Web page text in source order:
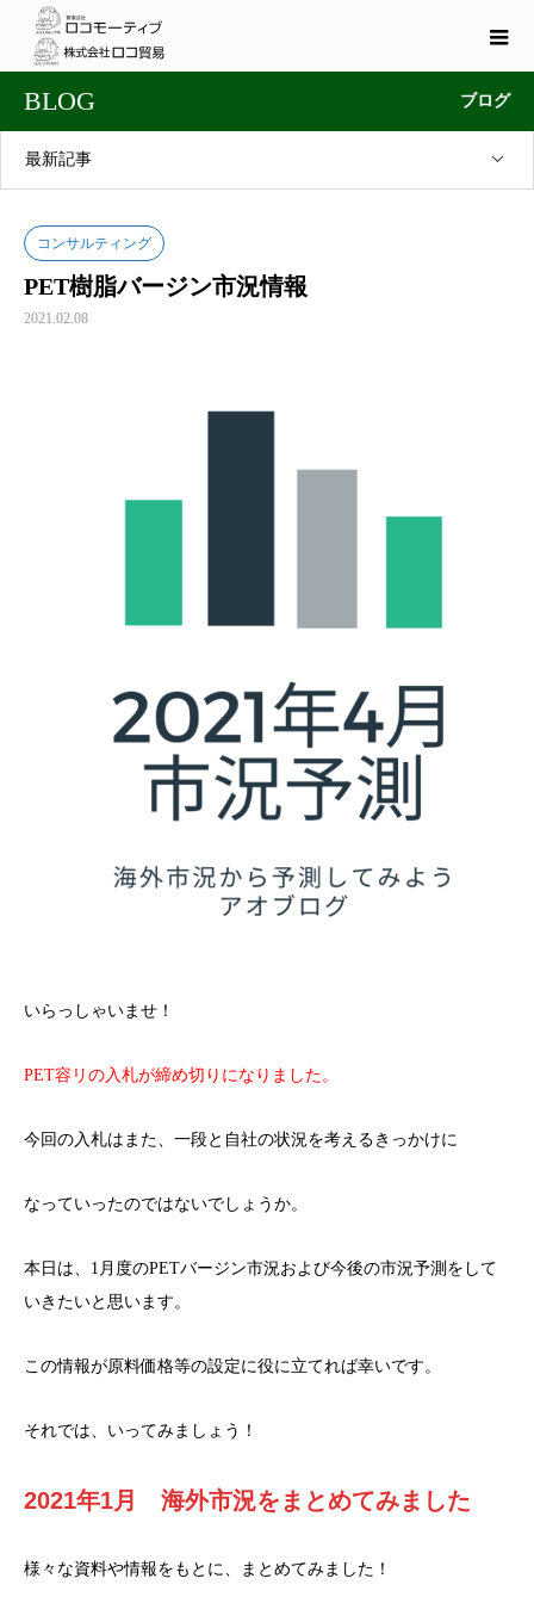
BLOG ブログ
最新記事
コンサルティング
PET樹脂バージン市況情報
2021.02.08
いらっしゃいませ！
PET容リの入札が締め切りになりました。
今回の入札はまた、一段と自社の状況を考えるきっかけに
なっていったのではないでしょうか。
本日は、1月度のPETバージン市況および今後の市況予測をして
いきたいと思います。
この情報が原料価格等の設定に役に立てれば幸いです。
それでは、いってみましょう！
2021年1月 海外市況をまとめてみました
様々な資料や情報をもとに、まとめてみました！